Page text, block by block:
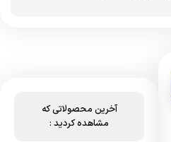
آخرین محصولاتی که
مشاهده کردید :